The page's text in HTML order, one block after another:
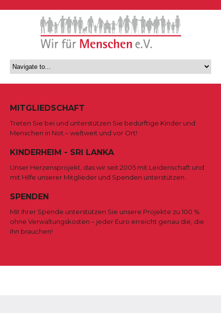
MITGLIEDSCHAFT
Treten Sie bei und unterstützen Sie bedürftige Kinder und
Menschen in Not – weltweit und vor Ort!
KINDERHEIM - SRI LANKA
Unser Herzensprojekt, das wir seit 2005 mit Leidenschaft und
mit Hilfe unserer Mitglieder und Spenden unterstützen.
SPENDEN
Mit Ihrer Spende unterstützen Sie unsere Projekte zu 100 %
ohne Verwaltungskosten – jeder Euro erreicht genau die, die
ihn brauchen!